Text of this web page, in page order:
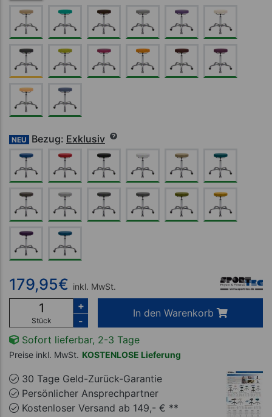
NEU Bezug: Exklusiv
179,95€ inkl. MwSt.
Stück
+
-
In den Warenkorb
Sofort lieferbar, 2-3 Tage
Preise inkl. MwSt. KOSTENLOSE Lieferung
30 Tage Geld-Zurück-Garantie
Persönlicher Ansprechpartner
Kostenloser Versand ab 149,- € **